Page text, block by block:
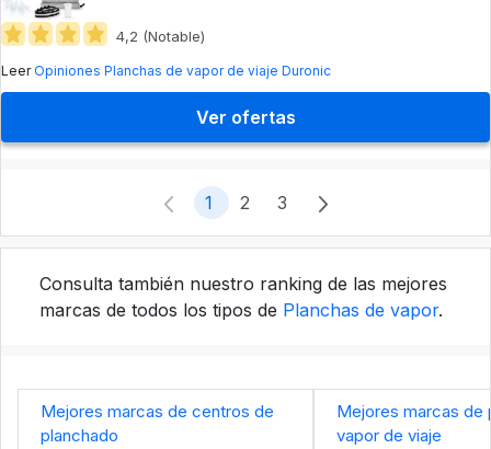
4,2 (Notable)
LeerOpiniones Planchas de vapor de viaje Duronic
Ver ofertas
1 2 3
Consulta también nuestro ranking de las mejores
marcas de todos los tipos de Planchas de vapor.
Mejores marcas de centros de
planchado
Mejores marcas de
vapor de viaje